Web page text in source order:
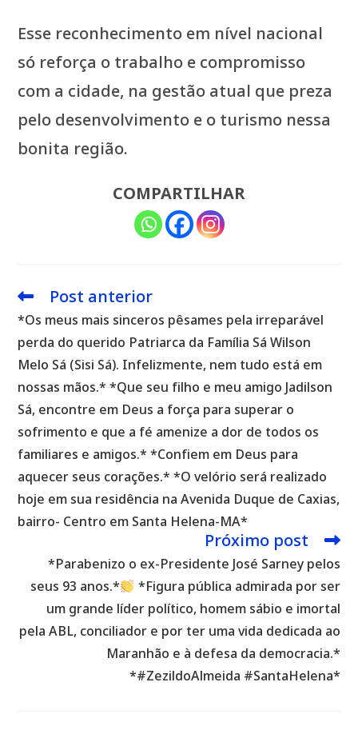
Esse reconhecimento em nível nacional
só reforça o trabalho e compromisso
com a cidade, na gestão atual que preza
pelo desenvolvimento e o turismo nessa
bonita região.
COMPARTILHAR
Leia
artigos
Post anterior
*Os meus mais sinceros pêsames pela irreparável
perda do querido Patriarca da Família Sá Wilson
Melo Sá (Sisi Sá). Infelizmente, nem tudo está em
nossas mãos.* *Que seu filho e meu amigo Jadilson
Sá, encontre em Deus a força para superar o
sofrimento e que a fé amenize a dor de todos os
familiares e amigos.* *Confiem em Deus para
aquecer seus corações.* *O velório será realizado
hoje em sua residência na Avenida Duque de Caxias,
bairro- Centro em Santa Helena-MA*
Próximo post
*Parabenizo o ex-Presidente José Sarney pelos
seus 93 anos.*
*Figura pública admirada por ser
um grande líder político, homem sábio e imortal
pela ABL, conciliador e por ter uma vida dedicada ao
Maranhão e à defesa da democracia.*
*#ZezildoAlmeida #SantaHelena*